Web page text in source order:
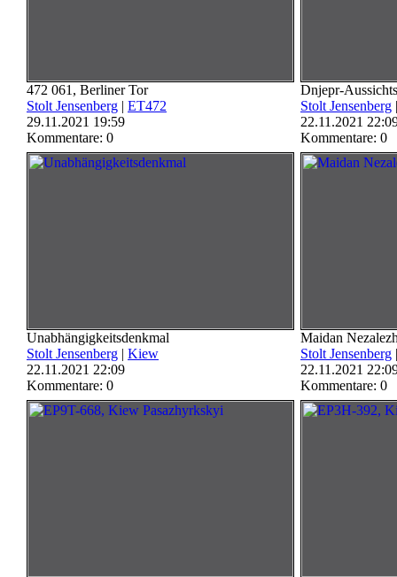
472 061, Berliner Tor
Stolt Jensenberg | ET472
29.11.2021 19:59
Kommentare: 0
Dnjepr-
Stolt Jensenberg
22.11.2021
Kommentare: 0
Unabhängigkeitsdenkmal
Stolt Jensenberg | Kiew
22.11.2021 22:09
Kommentare: 0
Maidan
Stolt Jensenberg
22.11.2021
Kommentare: 0